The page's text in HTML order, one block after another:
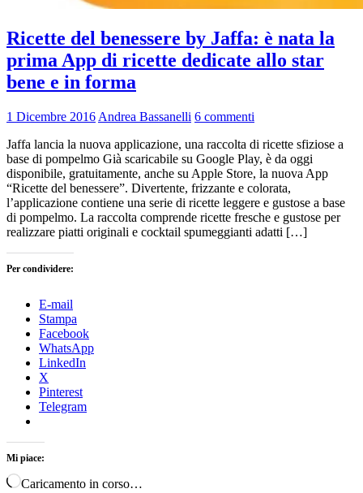
Ricette del benessere by Jaffa: è nata la
prima App di ricette dedicate allo star
bene e in forma
1 Dicembre 2016 Andrea Bassanelli 6 commenti
Jaffa lancia la nuova applicazione, una raccolta di ricette sfiziose a
base di pompelmo Già scaricabile su Google Play, è da oggi
disponibile, gratuitamente, anche su Apple Store, la nuova App
“Ricette del benessere”. Divertente, frizzante e colorata,
l’applicazione contiene una serie di ricette leggere e gustose a base
di pompelmo. La raccolta comprende ricette fresche e gustose per
realizzare piatti originali e cocktail spumeggianti adatti […]
Per condividere:
E-mail
Stampa
Facebook
WhatsApp
LinkedIn
X
Pinterest
Telegram
Mi piace:
Caricamento in corso…